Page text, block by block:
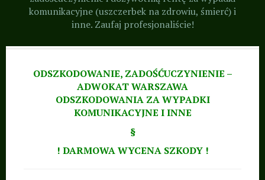
frankowe, pozew,
apelacja, tymczasowe
aresztowanie,
postępowania sądowe,
umowa, sporządzanie
umów, pożyczka,
najem, dzierżawa,
porady prawne ·
Warszawa, Śródmieście,
komunikacyjne (uszczerbek na zdrowiu, śmierć) i
inne. Zaufaj profesjonaliście!
ODSZKODOWANIE, ZADOŚĆUCZYNIENIE –
ADWOKAT WARSZAWA
ODSZKODOWANIA ZA WYPADKI
KOMUNIKACYJNE I INNE
§
! DARMOWA WYCENA SZKODY !